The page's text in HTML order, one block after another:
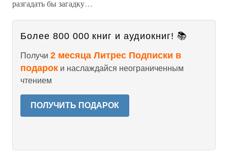
разгадать бы загадку…
Более 800 000 книг и аудиокниг! 📚
Получи 2 месяца Литрес Подписки в
подарок и наслаждайся неограниченным
чтением
ПОЛУЧИТЬ ПОДАРОК